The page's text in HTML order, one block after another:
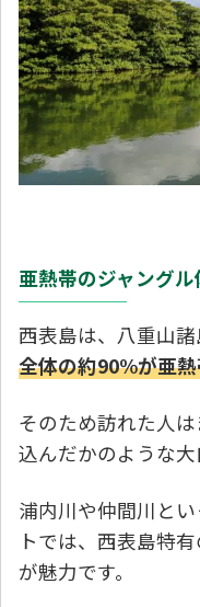
亜熱帯のジャングル
西表島は、八重山諸
全体の約90%が亜
そのため訪れた人
込んだかのような大
浦内川や仲間川と
トでは、西表島特
が魅力です。